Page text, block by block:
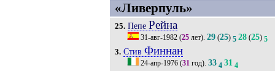
«Ливерпуль»
25. Пепе Рейна
31-авг-1982(25лет). 29(25) 5 28(25) 5
3. Стив Финнан
24-апр-1976(31год). 33 4 31 4